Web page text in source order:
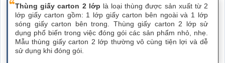
Thùng giấy carton 2 lớp là loại thùng được sản xuất từ 2
lớp giấy carton gồm: 1 lớp giấy carton bên ngoài và 1 lớp
sóng giấy carton bên trong. Thùng giấy carton 2 lớp sử
dụng phổ biến trong việc đóng gói các sản phẩm nhỏ, nhẹ.
Mẫu thùng giấy carton 2 lớp thường vô cùng tiện lợi và dễ
sử dụng khi đóng gói.